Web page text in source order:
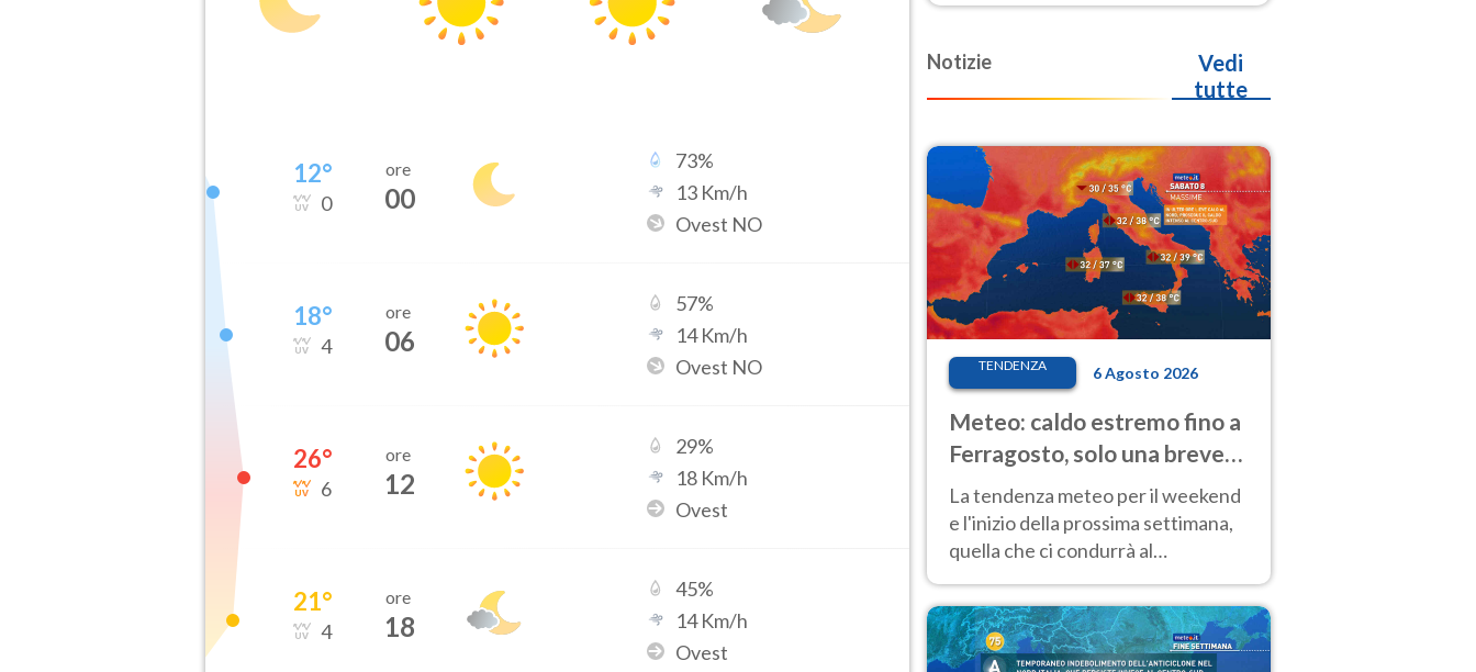
12°
0
ore
00
73%
13 Km/h
Ovest NO
18°
4
ore
06
57%
14Km/h
Ovest NO
26°
6
ore
12
29%
18 Km/h
Ovest
21°
4
ore
18
45%
14Km/h
Ovest
Notizie
Vedi
tutte
TENDENZA 6 Agosto 2026
Meteo: caldo estremo fino a
Ferragosto, solo una breve
pausa. Ecco dove
La tendenza meteo per il weekend
e l'inizio della prossima settimana,
quella che ci condurrà al
temperature molto elevate